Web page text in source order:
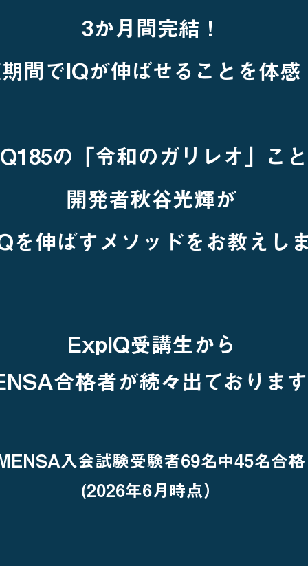
3か月間完結！
間でIQが伸ばせることを体感
の「令和のガリレオ」こと
開発者秋谷光輝が
を伸ばすメソッドをお教えし
ExpIQ受講生から
合格者が続々出ておりま
入会試験受験者69名中45名合格
(2026年6月時点）​